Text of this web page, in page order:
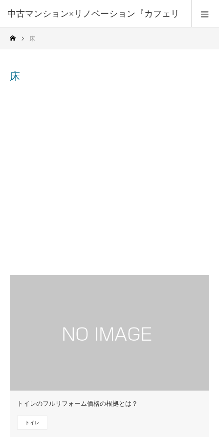
中古マンション×リノベーション『カフェリ
フォーム』
床
床
トイレのフルリフォーム価格の根拠とは？
トイレ